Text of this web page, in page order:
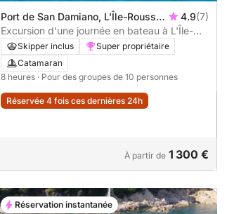
Port de San Damiano, L'Île-Rousse,
France
4.9(7)
Excursion d'une journée en bateau à L'Île-
Rousse et aux criques sauvages de Corse
Skipper inclus
Super propriétaire
Catamaran
8 heures · Pour des groupes de 10 personnes
Réservée 4 fois ces dernières 24h
À partir de 1 300 €
Réservation instantanée